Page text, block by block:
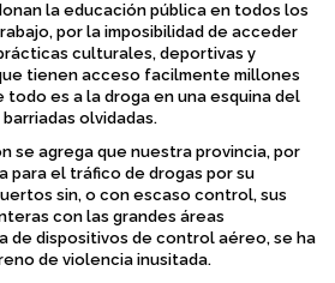
la educación pública en todos los
por la imposibilidad de acceder
culturales, deportivas y
tienen acceso facilmente millones
es a la droga en una esquina del
olvidadas.
se agrega que nuestra provincia, por
para el tráfico de drogas por su
sin, o con escaso control, sus
con las grandes áreas
de dispositivos de control aéreo, se ha
de violencia inusitada.